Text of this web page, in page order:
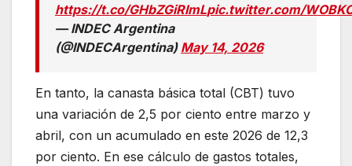
https://t.co/GHbZGiRImLpic.twitter.com/
— INDEC Argentina
(@INDECArgentina) May 14, 2026
En tanto, la canasta básica total (CBT) tuvo
una variación de 2,5 por ciento entre marzo y
abril, con un acumulado en este 2026 de 12,3
por ciento. En ese cálculo de gastos totales,